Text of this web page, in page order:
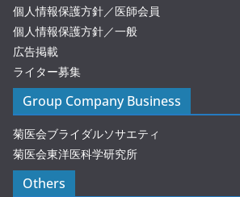
個人情報保護方針／医師会員
個人情報保護方針／一般
広告掲載
ライター募集
Group Company Business
菊医会ブライダルソサエティ
菊医会東洋医科学研究所
Others